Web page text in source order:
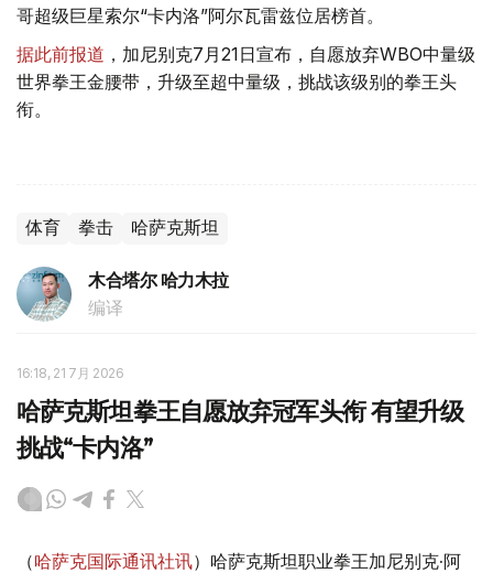
哥超级巨星索尔“卡内洛”阿尔瓦雷兹位居榜首。
据此前报道 ，加尼别克7月21日宣布，自愿放弃WBO中量级
世界拳王金腰带，升级至超中量级，挑战该级别的拳王头
衔。
体育 拳击 哈萨克斯坦
木合塔尔 哈力木拉
编译
16:18, 21 7月 2026
哈萨克斯坦拳王自愿放弃冠军头衔 有望升级
挑战“卡内洛”
（哈萨克国际通讯社讯）哈萨克斯坦职业拳王加尼别克·阿